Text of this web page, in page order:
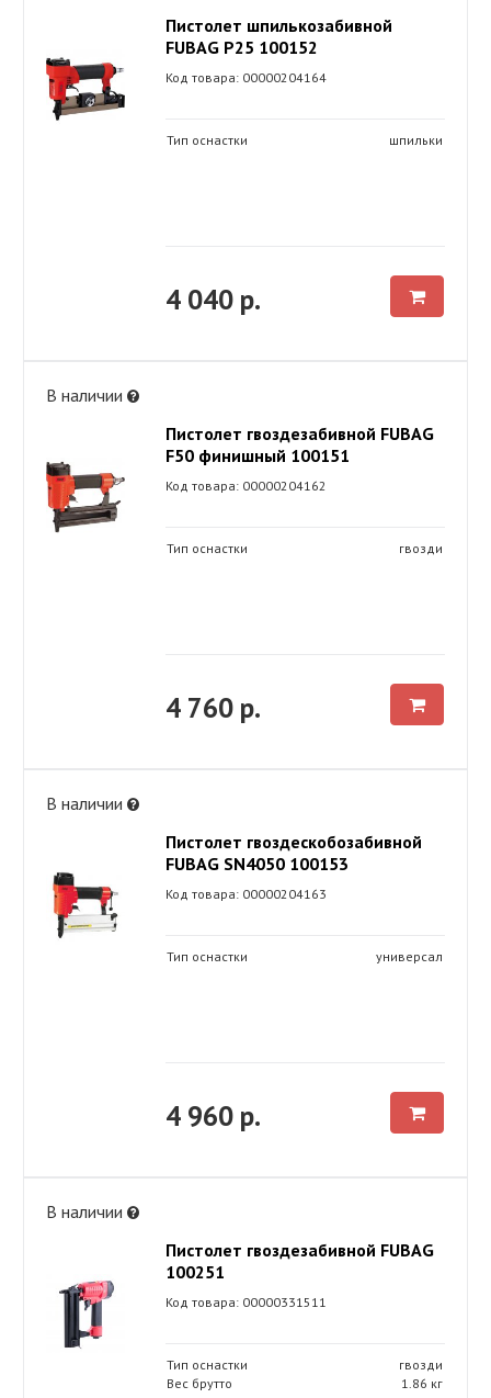
Пистолет шпилькозабивной
FUBAG P25 100152
Код товара: 00000204164
Тип оснастки шпильки
4 040 р.
В наличии
Пистолет гвоздезабивной FUBAG
F50 финишный 100151
Код товара: 00000204162
Тип оснастки гвозди
4 760 р.
В наличии
Пистолет гвоздескобозабивной
FUBAG SN4050 100153
Код товара: 00000204163
Тип оснастки универсал
4 960 р.
В наличии
Пистолет гвоздезабивной FUBAG
100251
Код товара: 00000331511
Тип оснастки
гвозди
Вес брутто
1.86 кг